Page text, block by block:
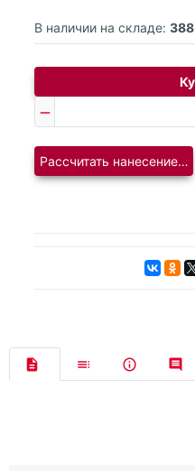
В наличии на складе: 388
Рассчитать нанесение